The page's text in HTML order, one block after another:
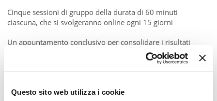
Questo sito web utilizza i cookie
Cinque sessioni di gruppo della durata di 60 minuti
ciascuna, che si svolgeranno online ogni 15 giorni
Un appuntamento conclusivo per consolidare i risultati
Il mio ruolo sarà di conduttore del gruppo, aiutandoti ad
massima resa dei tuoi risultati